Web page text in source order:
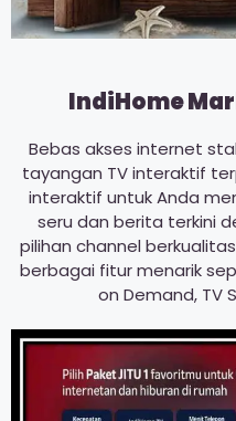
IndiHome
Bebas akses internet
tayangan TV interaktif
interaktif untuk Anda
seru dan berita terkini
pilihan channel
berbagai fitur menarik
on Demand, TV